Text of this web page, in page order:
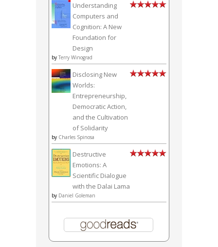
Understanding
Computers and
Cognition: A New
Foundation for
Design
by Terry Winograd
Disclosing New
Worlds:
Entrepreneurship,
Democratic Action,
and the Cultivation
of Solidarity
by Charles Spinosa
Destructive
Emotions: A
Scientific Dialogue
with the Dalai Lama
by Daniel Goleman